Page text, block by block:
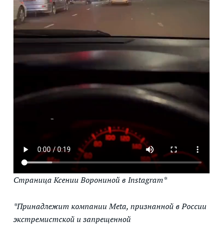
Страница Ксении Ворониной в Instagram*
*Принадлежит компании Meta, признанной в России
экстремистской и запрещенной